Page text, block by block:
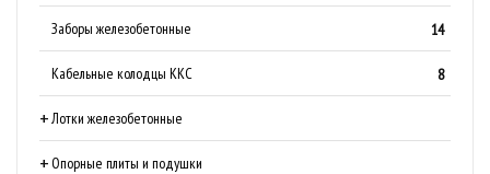
Заборы железобетонные 14
Кабельные колодцы ККС 8
Лотки железобетонные
Опорные плиты и подушки